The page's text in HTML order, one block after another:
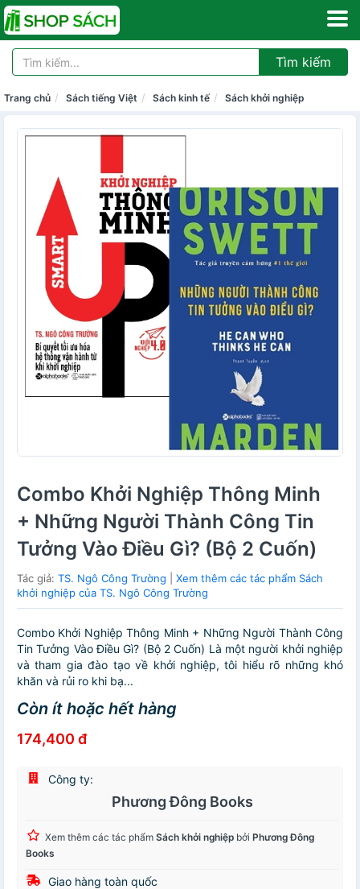
Tìm kiếm
Trang chủ Sách tiếng Việt Sách kinh tế Sách khởi nghiệp
Combo Khởi Nghiệp Thông Minh
+ Những Người Thành Công Tin
Tưởng Vào Điều Gì? (Bộ 2 Cuốn)
Tác giả: TS. Ngô Công Trường
Xem thêm các tác phẩm Sách
khởi nghiệp của TS. Ngô Công Trường
Combo Khởi Nghiệp Thông Minh + Những Người Thành Công
Tin Tưởng Vào Điều Gì? (Bộ 2 Cuốn) Là một người khởi nghiệp
và tham gia đào tạo về khởi nghiệp, tôi hiểu rõ những khó
khăn và rủi ro khi bạ...
Còn ít hoặc hết hàng
174,400 đ
Công ty:
Phương Đông Books
Xem thêm các tác phẩm Sách khởi nghiệp bởi Phương Đông
Books
Giao hàng toàn quốc